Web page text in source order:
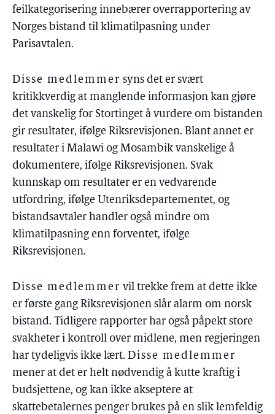
feilkategorisering innebærer overrapportering av
Norges bistand til klimatilpasning under
Parisavtalen.
Disse medlemmer syns det er svært
kritikkverdig at manglende informasjon kan gjøre
det vanskelig for Stortinget å vurdere om bistanden
gir resultater, ifølge Riksrevisjonen. Blant annet er
resultater i Malawi og Mosambik vanskelige å
dokumentere, ifølge Riksrevisjonen. Svak
kunnskap om resultater er en vedvarende
utfordring, ifølge Utenriksdepartementet, og
bistandsavtaler handler også mindre om
klimatilpasning enn forventet, ifølge
Riksrevisjonen.
Disse medlemmer vil trekke frem at dette ikke
er første gang Riksrevisjonen slår alarm om norsk
bistand. Tidligere rapporter har også påpekt store
svakheter i kontroll over midlene, men regjeringen
har tydeligvis ikke lært. Disse medlemmer
mener at det er helt nødvendig å kutte kraftig i
budsjettene, og kan ikke akseptere at
skattebetalernes penger brukes på en slik lemfeldig